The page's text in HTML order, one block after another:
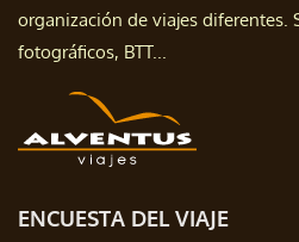
organización de viajes diferentes.
fotográficos, BTT...
ENCUESTA DEL VIAJE